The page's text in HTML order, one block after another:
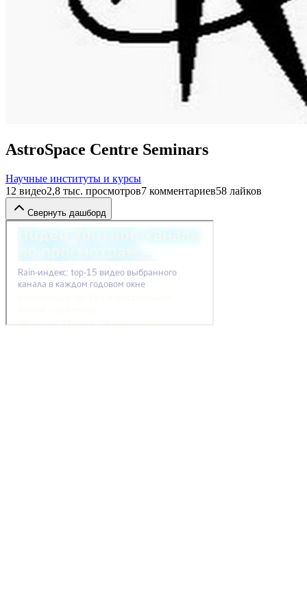
AstroSpace Centre Seminars
Научные институты и курсы
12 видео2,8 тыс. просмотров7 комментариев58 лайков
Свернуть дашборд